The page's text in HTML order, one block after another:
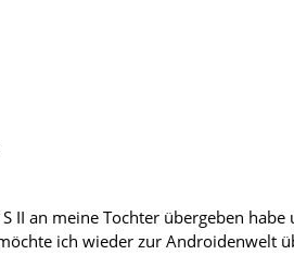
II an meine Tochter übergeben habe
ich wieder zur Androidenwelt